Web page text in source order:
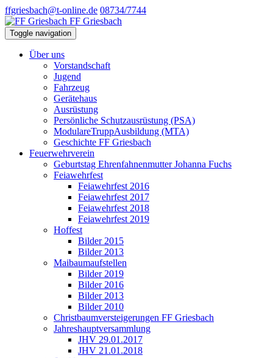
ffgriesbach@t-online.de 08734/7744
FF Griesbach
Toggle navigation
Über uns
Vorstandschaft
Jugend
Fahrzeug
Gerätehaus
Ausrüstung
Persönliche Schutzausrüstung (PSA)
ModulareTruppAusbildung (MTA)
Geschichte FF Griesbach
Feuerwehrverein
Geburtstag Ehrenfahnenmutter Johanna Fuchs
Feiawehrfest
Feiawehrfest 2016
Feiawehrfest 2017
Feiawehrfest 2018
Feiawehrfest 2019
Hoffest
Bilder 2015
Bilder 2013
Maibaumaufstellen
Bilder 2019
Bilder 2016
Bilder 2013
Bilder 2010
Christbaumversteigerungen FF Griesbach
Jahreshauptversammlung
JHV 29.01.2017
JHV 21.01.2018